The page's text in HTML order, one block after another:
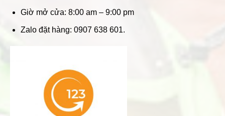
Giờ mở cửa: 8:00 am – 9:00 pm
Zalo đặt hàng: 0907 638 601.